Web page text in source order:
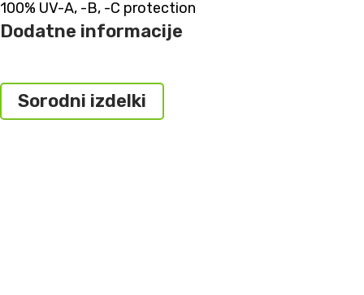
100% UV-A, -B, -C protection
Dodatne informacije
Sorodni izdelki